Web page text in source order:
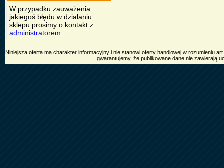
W przypadku zauważenia
jakiegoś błędu w działaniu
sklepu prosimy o kontakt z
administratorem
Niniejsza oferta ma charakter informacyjny i nie stanowi oferty handlowej w rozumieniu
gwarantujemy, że publikowane dane nie zawierają